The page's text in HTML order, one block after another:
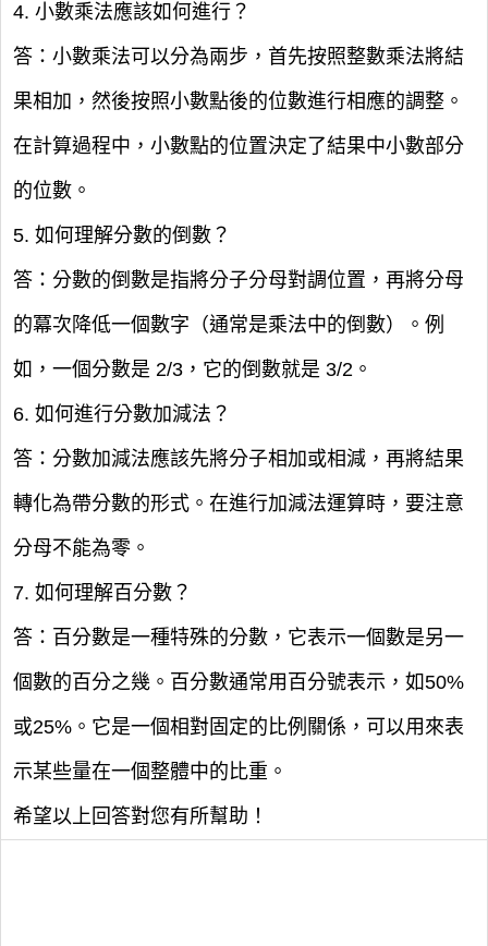
4. 小數乘法應該如何進行？
答：小數乘法可以分為兩步，首先按照整數乘法將結
果相加，然後按照小數點後的位數進行相應的調整。
在計算過程中，小數點的位置決定了結果中小數部分
的位數。
5. 如何理解分數的倒數？
答：分數的倒數是指將分子分母對調位置，再將分母
的冪次降低一個數字（通常是乘法中的倒數）。例
如，一個分數是 2/3，它的倒數就是 3/2。
6. 如何進行分數加減法？
答：分數加減法應該先將分子相加或相減，再將結果
轉化為帶分數的形式。在進行加減法運算時，要注意
分母不能為零。
7. 如何理解百分數？
答：百分數是一種特殊的分數，它表示一個數是另一
個數的百分之幾。百分數通常用百分號表示，如50%
或25%。它是一個相對固定的比例關係，可以用來表
示某些量在一個整體中的比重。
希望以上回答對您有所幫助！